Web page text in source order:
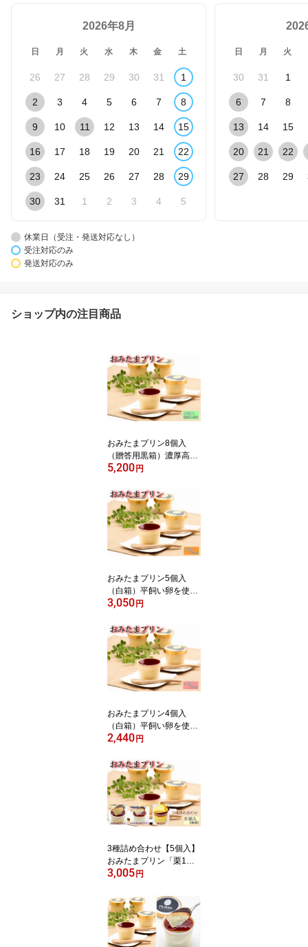
2026年8月
日 月 火 水 木 金 土
26 27 28 29 30 31 1
2 3 4 5 6 7 8
9 10 11 12 13 14 15
16 17 18 19 20 21 22
23 24 25 26 27 28 29
30 31 1 2 3 4 5
日 月 火
30 31 1
6 7 8
13 14 15
20 21 22
27 28 29
休業日（受注・発送対応なし）
受注対応のみ
発送対応のみ
ショップ内の注目商品
おみたまプリン8個入
（贈答用黒箱）濃厚高級
プリン♪テレビでも紹介
ント 贈答 お歳暮 お中元
お返し ご褒美 お取り寄
せ お土産 内祝 お祝 洋菓
子 スイーツ 茨城空港 小
美玉 平飼い卵 たまご 誕
生日】
5,200 円
おみたまプリン5個入
（白箱）平飼い卵を使用
した2層のしっとり＆な
り濃厚高級プリン♪テレ
ビでも紹介【ギフト 贈り
物 プレゼント 贈答 お歳
暮 お中元 お返し ご褒美
お取り寄せ お土産 内祝
お祝 洋菓子 茨城空港 小
3,050 円
おみたまプリン4個入
（白箱）平飼い卵を使用
した2層のしっとり＆な
♪テレビでも紹介【ギフ
ト 贈り物 プレゼント 贈
答 お歳暮 お中元 お返し
ご褒美 お取り寄せ お土
産 内祝 お祝 洋菓子 茨城
空港 小美玉 たまご 】
2,440 円
3種詰め合わせ【5個入】
おみたまプリン「栗1個
＋カラメル2個＋ミルク2
レビでも紹介【笠間の栗
茨城 ギフト 贈り物 プレ
ゼント 贈答 お歳暮 お中
元 お返し ご褒美 お取り
3,005 円